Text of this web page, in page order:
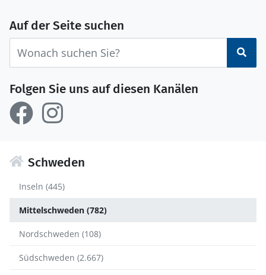
Auf der Seite suchen
Folgen Sie uns auf diesen Kanälen
Schweden
Inseln (445)
Mittelschweden (782)
Nordschweden (108)
Südschweden (2.667)